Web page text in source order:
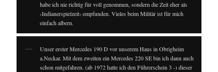
habe ich nie richtig für voll genommen, sondern die Zeit eher als
›Indianerspielzeit‹ empfunden. Vieles beim Militär ist für mich
einfach albern.
Unser erster Mercedes 190 D vor unserem Haus in Obrigheim
a.Neckar. Mit dem zweiten ein Mercedes 220 SE bin ich dann auch
schon mitgefahren. (ab 1972 hatte ich den Führerschein 3 -) dieser